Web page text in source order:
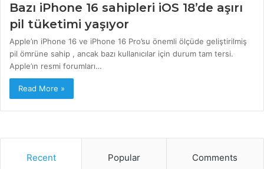
Bazı iPhone 16 sahipleri iOS 18’de aşırı
pil tüketimi yaşıyor
Apple’ın iPhone 16 ve iPhone 16 Pro’su önemli ölçüde geliştirilmiş
pil ömrüne sahip , ancak bazı kullanıcılar için durum tam tersi.
Apple’ın resmi forumları…
Read More »
Recent Popular Comments